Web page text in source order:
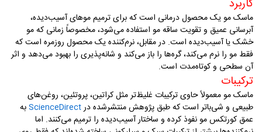
کاربرد
ماسک مو یک محصول درمانی است که برای ترمیم موهای آسیب‌دیده،
آبرسانی عمیق و تقویت ساقه مو استفاده می‌شود، مخصوصاً زمانی که مو
خشک یا آسیب‌دیده است. در مقابل، نرم‌کننده یک محصول روزمره است که
فقط مو را نرم می‌کند، گره‌ها را باز می‌کند و شانه‌پذیری را بهبود می‌دهد و اثر
آن سطحی و کوتاه‌مدت است.
ترکیبات
ماسک مو معمولاً حاوی ترکیبات غلیظ‌تر مثل کراتین، پروتئین، روغن‌های
طبیعی و شی‌باتر است که طبق پژوهش منتشرشده درScienceDirectبه
عمق کورتکس مو نفوذ کرده و ساختار آسیب‌دیده را ترمیم می‌کنند. اما